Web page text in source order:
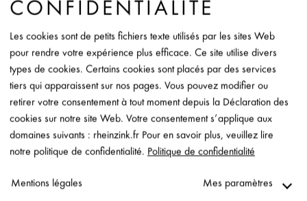
CONFIDENTIALITÉ
Les cookies sont de petits fichiers texte utilisés par les sites Web
pour rendre votre expérience plus efficace. Ce site utilise divers
types de cookies. Certains cookies sont placés par des services
tiers qui apparaissent sur nos pages. Vous pouvez modifier ou
retirer votre consentement à tout moment depuis la Déclaration des
cookies sur notre site Web. Votre consentement s’applique aux
domaines suivants : rheinzink.fr Pour en savoir plus, veuillez lire
notre politique de confidentialité. Politique de confidentialité
Mentions légales Mes paramètres